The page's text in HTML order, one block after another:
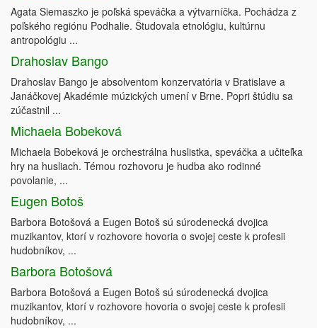
Agata Siemaszko je poľská speváčka a výtvarníčka. Pochádza z
poľského regiónu Podhalie. Študovala etnológiu, kultúrnu
antropológiu ...
Drahoslav Bango
Drahoslav Bango je absolventom konzervatória v Bratislave a
Janáčkovej Akadémie múzických umení v Brne. Popri štúdiu sa
zúčastnil ...
Michaela Bobeková
Michaela Bobeková je orchestrálna huslistka, speváčka a učiteľka
hry na husliach. Témou rozhovoru je hudba ako rodinné
povolanie, ...
Eugen Botoš
Barbora Botošová a Eugen Botoš sú súrodenecká dvojica
muzikantov, ktorí v rozhovore hovoria o svojej ceste k profesii
hudobníkov, ...
Barbora Botošová
Barbora Botošová a Eugen Botoš sú súrodenecká dvojica
muzikantov, ktorí v rozhovore hovoria o svojej ceste k profesii
hudobníkov, ...